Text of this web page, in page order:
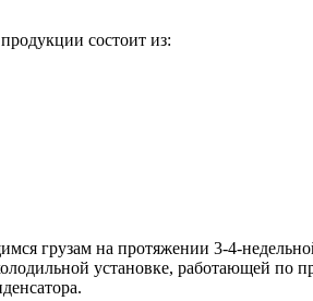
состоит из:
грузам на протяжении 3-4-
установке, работающей по